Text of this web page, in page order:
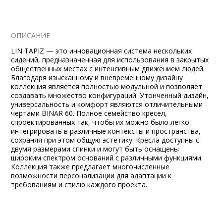
ОПИСАНИЕ
LIN TAPIZ — это инновационная система нескольких
сидений, предназначенная для использования в закрытых
общественных местах с интенсивным движением людей.
Благодаря изысканному и вневременному дизайну
коллекция является полностью модульной и позволяет
создавать множество конфигураций. Утонченный дизайн,
универсальность и комфорт являются отличительными
чертами BINAR 60. Полное семейство кресел,
спроектированных так, чтобы их можно было легко
интегрировать в различные контексты и пространства,
сохраняя при этом общую эстетику. Кресла доступны с
двумя размерами спинки и могут быть оснащены
широким спектром оснований с различными функциями.
Коллекция также предлагает многочисленные
возможности персонализации для адаптации к
требованиям и стилю каждого проекта.